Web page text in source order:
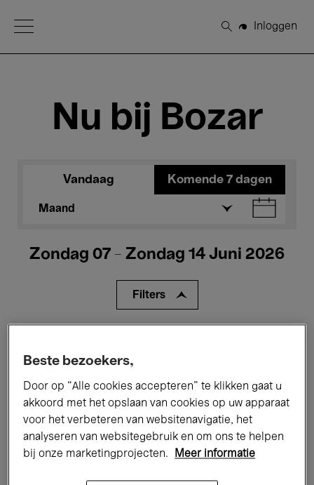
Open Menu
Zoeken
Inloggen
Nu bij Bozar
Vandaag Komende 7 dagen
Maand
Zondag 07 - Zondag 14 Juni 2026
Filters
Performances Lezingen & Debatten
Jazz Klassieke Muziek Global Music
Beste bezoekers,
Door op “Alle cookies accepteren” te klikken gaat u
akkoord met het opslaan van cookies op uw apparaat
voor het verbeteren van websitenavigatie, het
analyseren van websitegebruik en om ons te helpen
bij onze marketingprojecten.
Meer informatie